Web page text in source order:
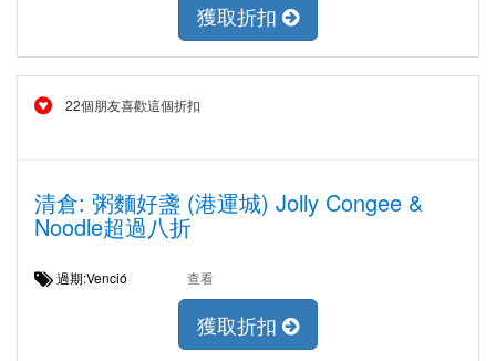
獲取折扣
22個朋友喜歡這個折扣
清倉: 粥麵好盞 (港運城) Jolly Congee &
Noodle超過八折
過期:Venció 查看
獲取折扣